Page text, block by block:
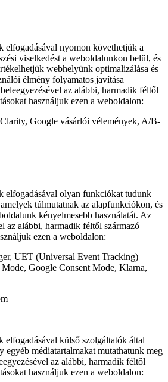
elfogadásával nyomon követhetjük a
viselkedést a weboldalunkon belül, és
webhelyünk optimalizálása és
élmény folyamatos javítása
az alábbi, harmadik féltől
használjuk ezen a weboldalon:
Google vásárlói vélemények, A/B-
elfogadásával olyan funkciókat tudunk
túlmutatnak az alapfunkciókon, és
kényelmesebb használatát. Az
az alábbi, harmadik féltől származó
ezen a weboldalon:
UET (Universal Event Tracking)
Google Consent Mode, Klarna,
elfogadásával külső szolgáltatók által
egyéb médiatartalmakat mutathatunk meg
az alábbi, harmadik féltől
használjuk ezen a weboldalon: